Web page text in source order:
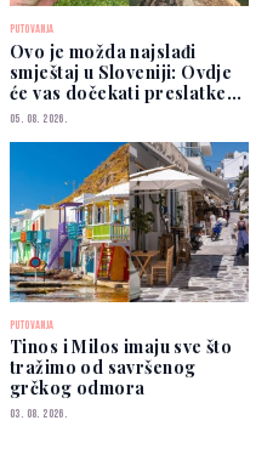
PUTOVANJA
Ovo je možda najslađi
smještaj u Sloveniji: Ovdje
će vas dočekati preslatke
koze
05. 08. 2026.
PUTOVANJA
Tinos i Milos imaju sve što
tražimo od savršenog
grčkog odmora
03. 08. 2026.